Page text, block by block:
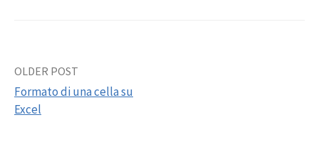
Post
navigation
OLDER POST
Formato di una cella su
Excel